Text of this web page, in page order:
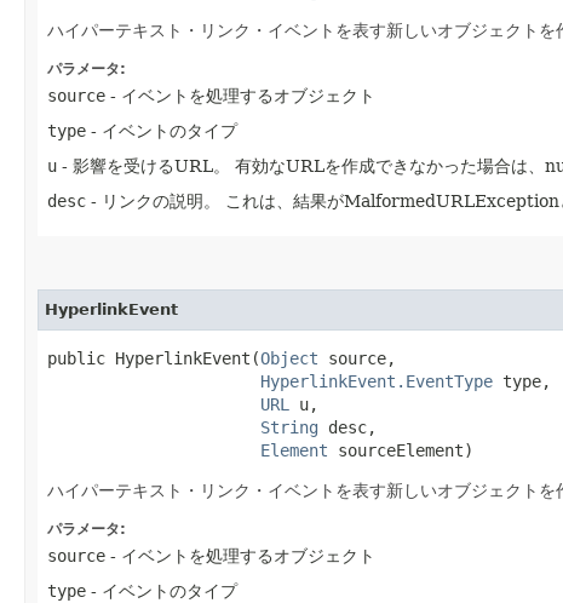
ハイパーテキスト・リンク・イベントを表す新しいオブジェクトを
パラメータ:
source - イベントを処理するオブジェクト
type - イベントのタイプ
u - 影響を受けるURL。
有効なURLを作成できなかった場合は、
desc - リンクの説明。 これは、結果がMalformedURLException
HyperlinkEvent
public HyperlinkEvent​(Object source,
HyperlinkEvent.EventType type,
URL
u,
String desc,
Element sourceElement)
ハイパーテキスト・リンク・イベントを表す新しいオブジェクトを
パラメータ:
source - イベントを処理するオブジェクト
type - イベントのタイプ